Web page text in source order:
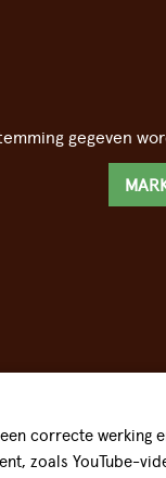
correcte
zoals YouTube-
gegeven